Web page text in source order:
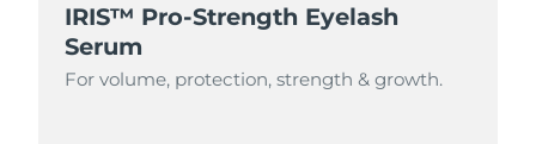
IRIS™ Pro-Strength Eyelash
Serum
For volume, protection, strength & growth.